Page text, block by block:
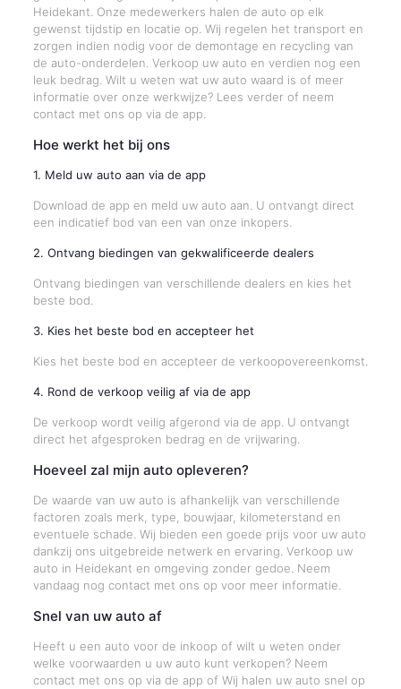
Heidekant. Onze medewerkers halen de auto op elk
gewenst tijdstip en locatie op. Wij regelen het transport en
zorgen indien nodig voor de demontage en recycling van
de auto-onderdelen. Verkoop uw auto en verdien nog een
leuk bedrag. Wilt u weten wat uw auto waard is of meer
informatie over onze werkwijze? Lees verder of neem
contact met ons op via de app.
Hoe werkt het bij ons
1. Meld uw auto aan via de app
Download de app en meld uw auto aan. U ontvangt direct
een indicatief bod van een van onze inkopers.
2. Ontvang biedingen van gekwalificeerde dealers
Ontvang biedingen van verschillende dealers en kies het
beste bod.
3. Kies het beste bod en accepteer het
Kies het beste bod en accepteer de verkoopovereenkomst.
4. Rond de verkoop veilig af via de app
De verkoop wordt veilig afgerond via de app. U ontvangt
direct het afgesproken bedrag en de vrijwaring.
Hoeveel zal mijn auto opleveren?
De waarde van uw auto is afhankelijk van verschillende
factoren zoals merk, type, bouwjaar, kilometerstand en
eventuele schade. Wij bieden een goede prijs voor uw auto
dankzij ons uitgebreide netwerk en ervaring. Verkoop uw
auto in Heidekant en omgeving zonder gedoe. Neem
vandaag nog contact met ons op voor meer informatie.
Snel van uw auto af
Heeft u een auto voor de inkoop of wilt u weten onder
welke voorwaarden u uw auto kunt verkopen? Neem
contact met ons op via de app of Wij halen uw auto snel op